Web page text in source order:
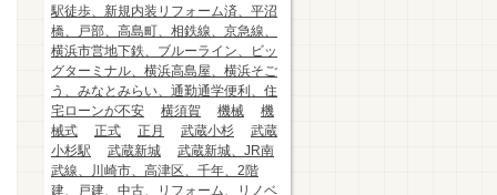
駅徒歩、新規内装リフォーム済、平沼
橋、戸部、高島町、相鉄線、京急線、
横浜市営地下鉄、ブルーライン、ビッ
グターミナル、横浜高島屋、横浜そご
う、みなとみらい、通勤通学便利、住
宅ローンが不安
横須賀 機械
機
械式
正式 正月 武蔵小杉
武蔵
小杉駅
武蔵新城
武蔵新城、JR南
武線、川崎市、高津区、千年、2階
建、戸建、中古、リフォーム、リノベ